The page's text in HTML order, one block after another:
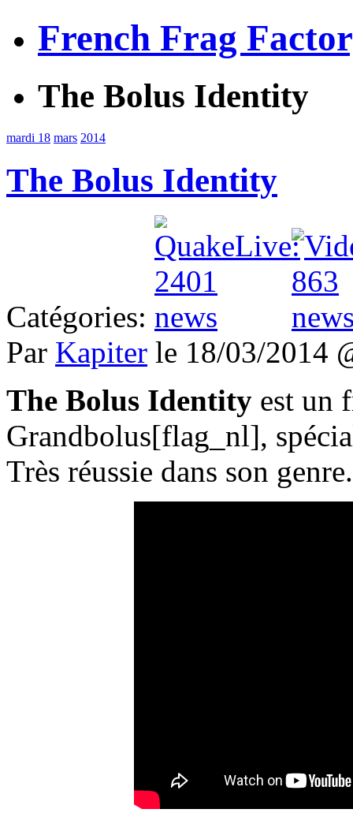
French Frag
The Bolus Identity
mardi 18 mars 2014
The Bolus Identity
Catégories:
Par Kapiter le 18/03/2014
The Bolus Identity est un
Grandbolus[flag_nl],
Très réussie dans son genre.